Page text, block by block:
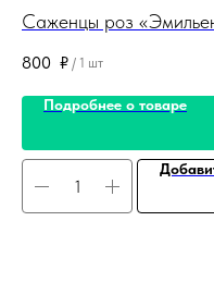
Саженцы роз
800 ₽ / 1 шт
Подробнее о товаре